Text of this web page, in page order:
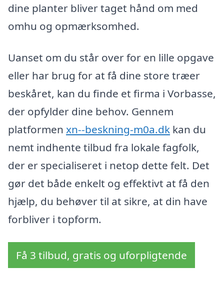
dine planter bliver taget hånd om med
omhu og opmærksomhed.
Uanset om du står over for en lille opgave
eller har brug for at få dine store træer
beskåret, kan du finde et firma i Vorbasse,
der opfylder dine behov. Gennem
platformen xn--beskning-m0a.dk kan du
nemt indhente tilbud fra lokale fagfolk,
der er specialiseret i netop dette felt. Det
gør det både enkelt og effektivt at få den
hjælp, du behøver til at sikre, at din have
forbliver i topform.
Få 3 tilbud, gratis og uforpligtende